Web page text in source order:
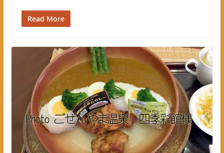
Read More